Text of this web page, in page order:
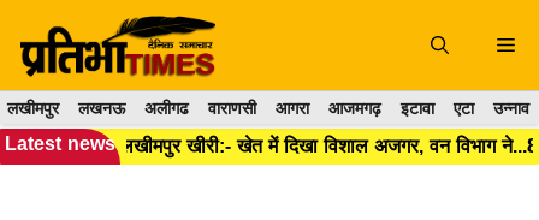
content
लखीमपुर लखनऊ अलीगढ वाराणसी आगरा आजमगढ़ इटावा एटा उन्नाव
Latest news लखीमपुर खीरी:- खेत में दिखा विशाल अजगर, वन विभाग ने सुरक्षित रेस्क्यू कर जंगल में छोड़ा।